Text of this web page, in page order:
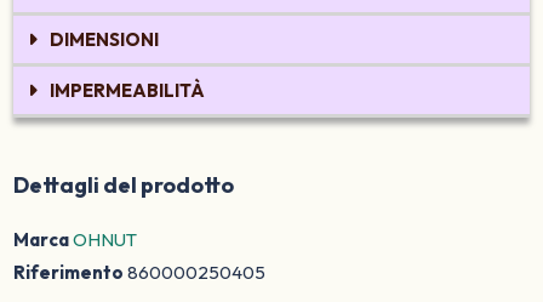
DIMENSIONI
IMPERMEABILITÀ
Dettagli del prodotto
MarcaOHNUT
Riferimento 860000250405